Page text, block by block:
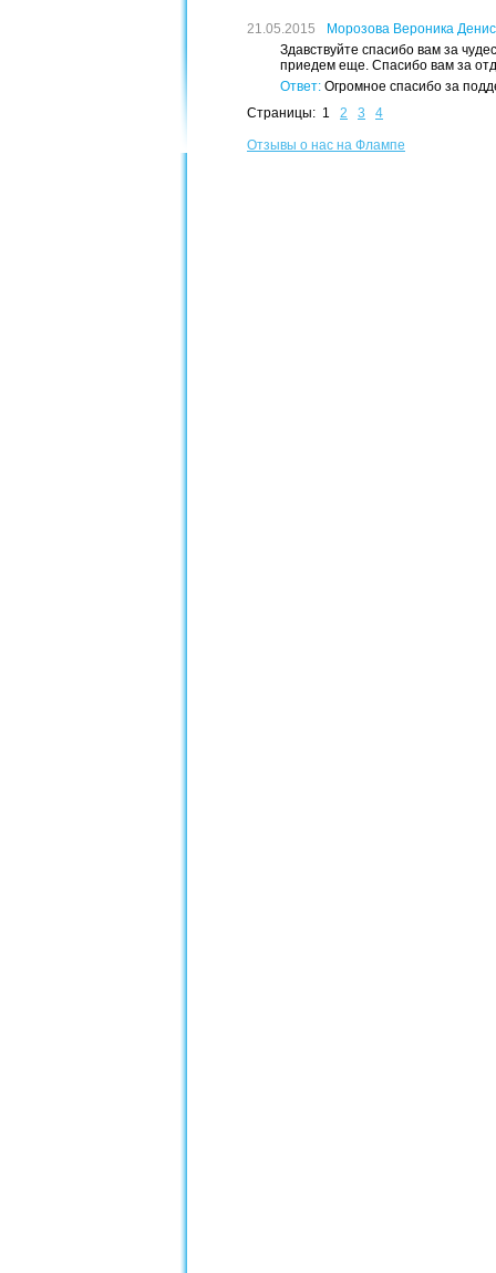
21.05.2015
Морозова Вероника
Здавствуйте спасибо вам за
приедем еще. Спасибо вам за
Ответ: Огромное спасибо за
Страницы: 1 2 3 4
Отзывы о нас на Флампе